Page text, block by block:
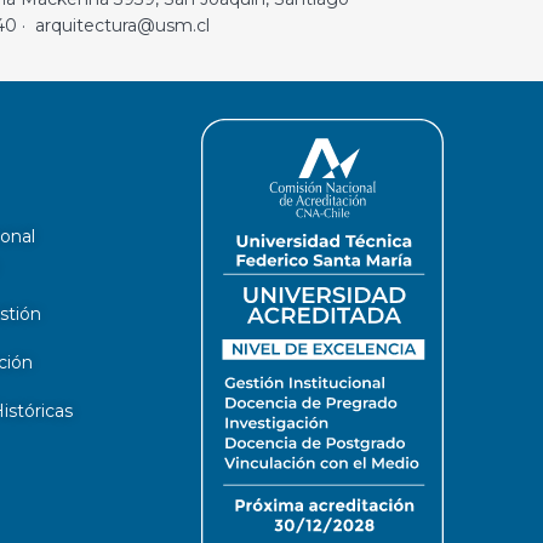
· arquitectura@usm.cl